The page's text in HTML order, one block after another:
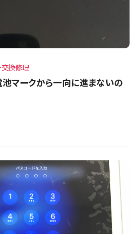
交換修理
マークから一向に進まないの